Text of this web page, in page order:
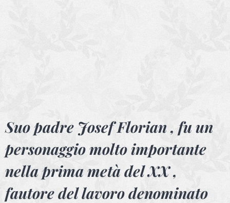
Suo padre Josef Florian , fu un
personaggio molto importante
nella prima metà del XX ,
fautore del lavoro denominato